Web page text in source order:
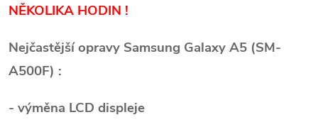
NĚKOLIKA HODIN !
Nejčastější opravy Samsung Galaxy A5 (SM-
A500F) :
- výměna LCD displeje